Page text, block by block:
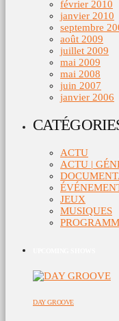
février 2010
janvier 2010
septembre
août 2009
juillet 2009
mai 2009
mai 2008
juin 2007
janvier 2006
ACTU
ACTU |
JEUX
MUSIQUES
DAY GROOVE